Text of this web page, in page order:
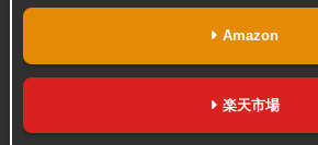
Amazon
楽天市場